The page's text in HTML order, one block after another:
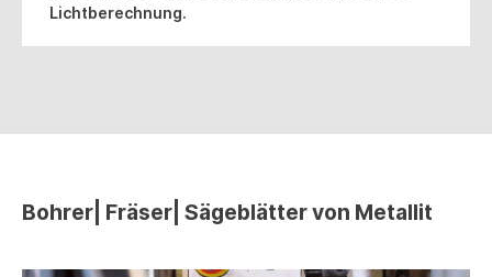
Lichtberechnung.
Bohrer| Fräser| Sägeblätter von Metallit